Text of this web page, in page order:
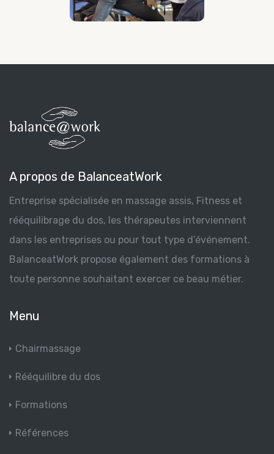
A propos de BalanceatWork
Entreprise spécialisée en massage assis, Fitness et
rééquilibrage du dos, les thérapeutes interviennent
dans les entreprises ou pour tout type d’événement.
BalanceatWork propose également des formations à
toute personne souhaitant exercer ce beau métier.
Menu
Chairmassage
Rééquilibre du dos
Formations
Références